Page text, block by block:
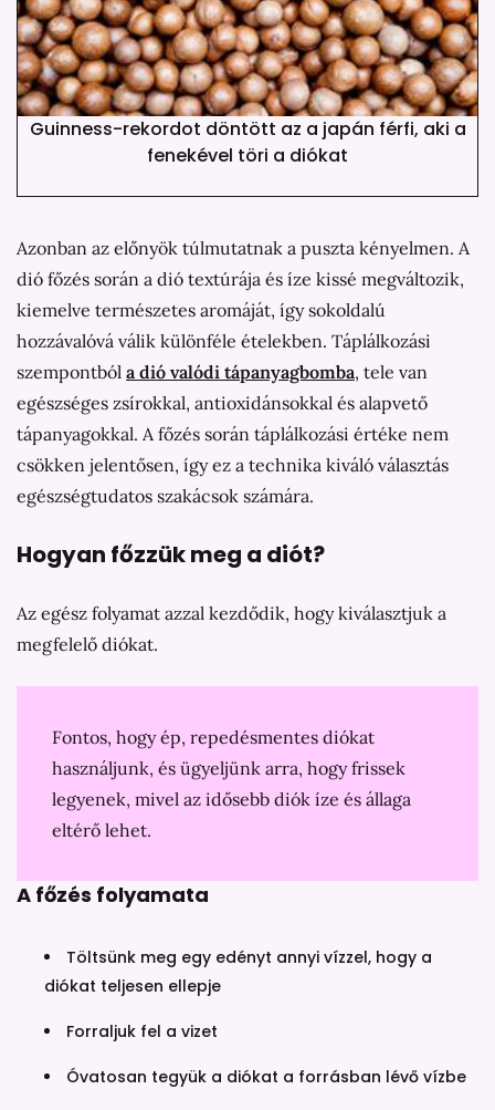
Guinness-rekordot döntött az a japán férfi, aki a
fenekével töri a diókat
Azonban az előnyök túlmutatnak a puszta kényelmen. A
dió főzés során a dió textúrája és íze kissé megváltozik,
kiemelve természetes aromáját, így sokoldalú
hozzávalóvá válik különféle ételekben. Táplálkozási
szempontból a dió valódi tápanyagbomba, tele van
egészséges zsírokkal, antioxidánsokkal és alapvető
tápanyagokkal. A főzés során táplálkozási értéke nem
csökken jelentősen, így ez a technika kiváló választás
egészségtudatos szakácsok számára.
Hogyan főzzük meg a diót?
Az egész folyamat azzal kezdődik, hogy kiválasztjuk a
megfelelő diókat.
Fontos, hogy ép, repedésmentes diókat
használjunk, és ügyeljünk arra, hogy frissek
legyenek, mivel az idősebb diók íze és állaga
eltérő lehet.
A főzés folyamata
Töltsünk meg egy edényt annyi vízzel, hogy a
diókat teljesen ellepje
Forraljuk fel a vizet
Óvatosan tegyük a diókat a forrásban lévő vízbe